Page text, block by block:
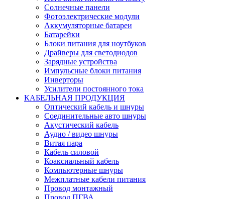
Солнечные панели
Фотоэлектрические модули
Аккумуляторные батареи
Батарейки
Блоки питания для ноутбуков
Драйверы для светодиодов
Зарядные устройства
Импульсные блоки питания
Инверторы
Усилители постоянного тока
КАБЕЛЬНАЯ ПРОДУКЦИЯ
Оптический кабель и шнуры
Соединительные авто шнуры
Акустический кабель
Аудио / видео шнуры
Витая пара
Кабель силовой
Коаксиальный кабель
Компьютерные шнуры
Межплатные кабели питания
Провод монтажный
Провод ПГВА